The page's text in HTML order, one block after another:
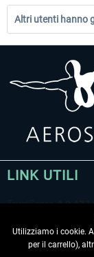
Altri utenti hanno
LINK UTILI
Utilizziamo i cookie.
per il carrello),